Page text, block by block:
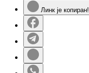
Линк је копиран!